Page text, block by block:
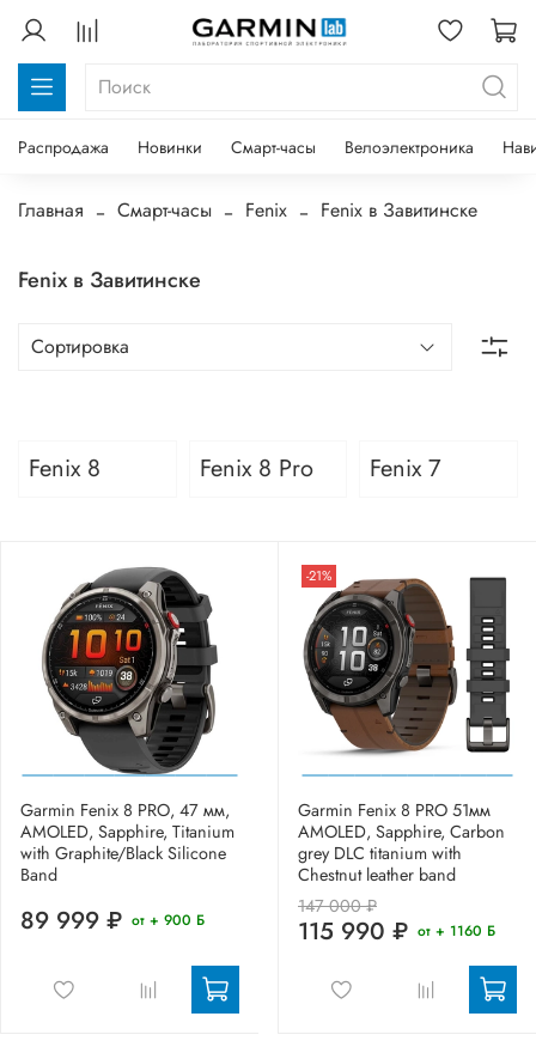
Распродажа Новинки Смарт-часы Велоэлектроника
Главная Смарт-часы Fenix Fenix в Завитинске
Fenix в Завитинске
Fenix 8 Fenix 8 Pro Fenix 7
Garmin Fenix 8 PRO, 47 мм,
AMOLED, Sapphire, Titanium
with Graphite/Black Silicone
Band
89 999 ₽ от + 900 Б
-21%
Garmin Fenix 8 PRO 51мм
AMOLED, Sapphire, Carbon
grey DLC titanium with
Chestnut leather band
147 000 ₽
115 990 ₽ от + 1160 Б